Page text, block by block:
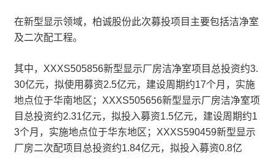
在新型显示领域，柏诚股份此次募投项目主要包括洁净室
及二次配工程。
其中，XXXS505856新型显示厂房洁净室项目总投资约3.
30亿元，拟使用募资2.5亿元，建设周期约17个月，实施
地点位于华南地区；XXXS505656新型显示厂房洁净室项
目总投资约2.31亿元，拟投入募资1.5亿元，建设周期约1
3个月，实施地点位于华东地区；XXXS590459新型显示
厂房二次配项目总投资约1.84亿元，拟投入募资0.8亿